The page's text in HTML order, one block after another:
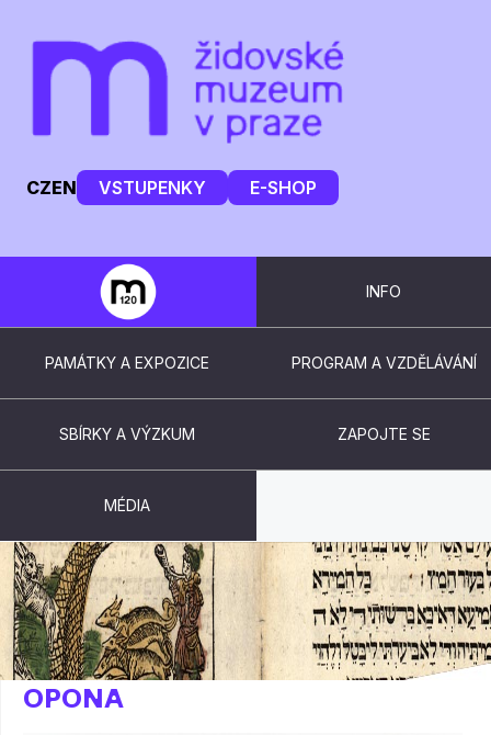
CZEN VSTUPENKY E-SHOP
INFO
PAMÁTKY A EXPOZICE PROGRAM A VZDĚLÁVÁNÍ
SBÍRKY A VÝZKUM ZAPOJTE SE
MÉDIA
ZÁLOŽKA - SYNAGOGÁLNÍ
OPONA